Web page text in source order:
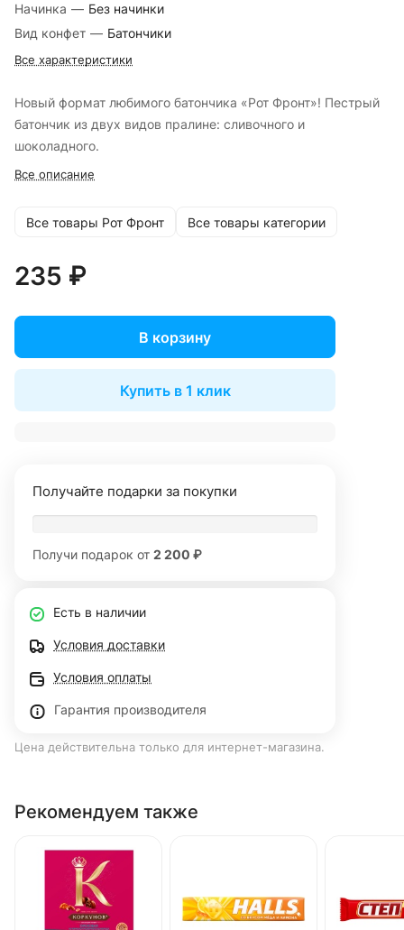
Начинка — Без начинки
Вид конфет — Батончики
Все характеристики
Новый формат любимого батончика «Рот Фронт»! Пестрый
батончик из двух видов пралине: сливочного и
шоколадного.
Все описание
Все товары Рот Фронт Все товары категории
235 ₽
В корзину
Купить в 1 клик
Получайте подарки за покупки
Получи подарок от 2 200 ₽
Есть в наличии
Условия доставки
Условия оплаты
Гарантия производителя
Цена действительна только для интернет-магазина.
Рекомендуем также